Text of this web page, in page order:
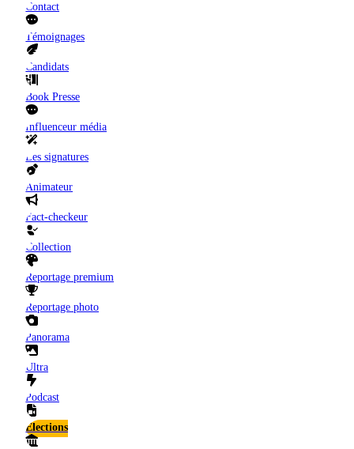
Contact
Témoignages
Candidats
Book Presse
Influenceur média
Les signatures
Animateur
Fact-checkeur
Collection
Reportage premium
Reportage photo
Panorama
Ultra
Podcast
Elections